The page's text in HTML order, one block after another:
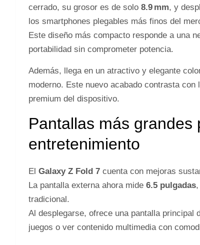
cerrado, su grosor es de solo 8.9 mm, y
los smartphones plegables más finos del
Este diseño más compacto responde a una
portabilidad sin comprometer potencia.
Además, llega en un atractivo y elegante
moderno. Este nuevo acabado contrasta
premium del dispositivo.
Pantallas más grandes
entretenimiento
El Galaxy Z Fold 7 cuenta con mejoras
La pantalla externa ahora mide 6.5 pulgadas
tradicional.
Al desplegarse, ofrece una pantalla principal
juegos o ver contenido multimedia con